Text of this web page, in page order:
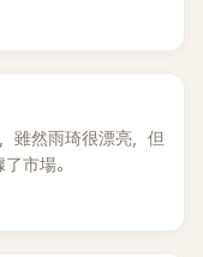
更大方表明自己是不
雖然雨琦很漂亮，但
市場。